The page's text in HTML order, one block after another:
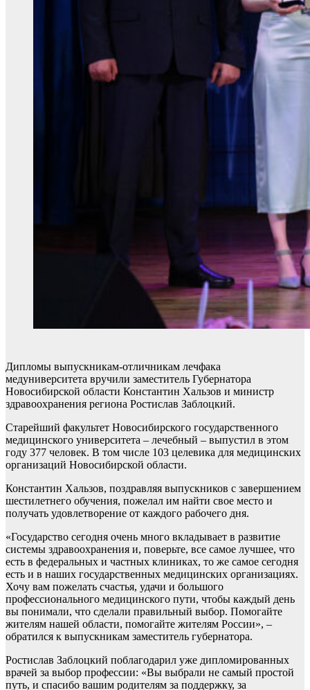
Дипломы выпускникам-отличникам лечфака
медуниверситета вручили заместитель Губернатора
Новосибирской области Константин Хальзов и министр
здравоохранения региона Ростислав Заблоцкий.
Старейший факультет Новосибирского государственного
медицинского университета – лечебный – выпустил в этом
году 377 человек. В том числе 103 целевика для медицинских
организаций Новосибирской области.
Константин Хальзов, поздравляя выпускников с завершением
шестилетнего обучения, пожелал им найти свое место и
получать удовлетворение от каждого рабочего дня.
«Государство сегодня очень много вкладывает в развитие
системы здравоохранения и, поверьте, все самое лучшее, что
есть в федеральных и частных клиниках, то же самое сегодня
есть и в наших государственных медицинских организациях.
Хочу вам пожелать счастья, удачи и большого
профессионального медицинского пути, чтобы каждый день
вы понимали, что сделали правильный выбор. Помогайте
жителям нашей области, помогайте жителям России», –
обратился к выпускникам заместитель губернатора.
Ростислав Заблоцкий поблагодарил уже дипломированных
врачей за выбор профессии: «Вы выбрали не самый простой
путь, и спасибо вашим родителям за поддержку, за